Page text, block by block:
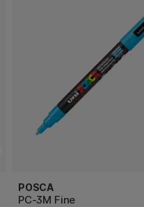
POSCA
PC-3M Fine